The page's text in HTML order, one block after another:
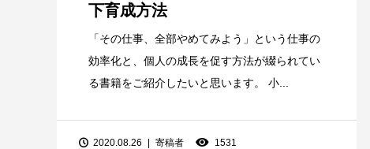
下育成方法
「その仕事、全部やめてみよう」という仕事の
効率化と、個人の成長を促す方法が綴られてい
る書籍をご紹介したいと思います。 小...
2020.08.26 寄稿者 1531